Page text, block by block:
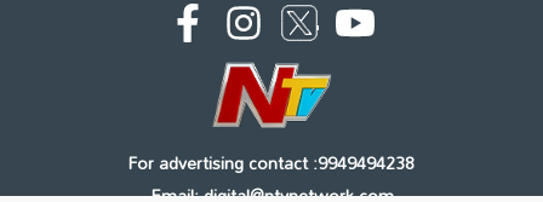
For advertising contact :9949494238